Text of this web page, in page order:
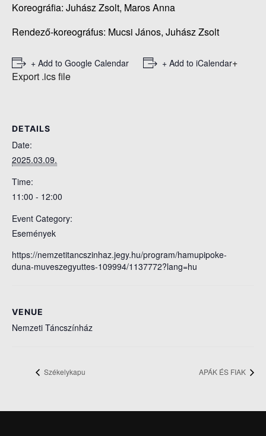
Koreográfia: Juhász Zsolt, Maros Anna
Rendező-koreográfus: Mucsi János, Juhász Zsolt
+ Add to Google Calendar + Add to iCalendar+
Export .ics file
DETAILS
Date:
2025.03.09.
Time:
11:00 - 12:00
Event Category:
Események
https://nemzetitancszinhaz.jegy.hu/program/hamupipoke-
duna-muveszegyuttes-109994/1137772?lang=hu
VENUE
Nemzeti Táncszínház
Székelykapu APÁK ÉS FIAK